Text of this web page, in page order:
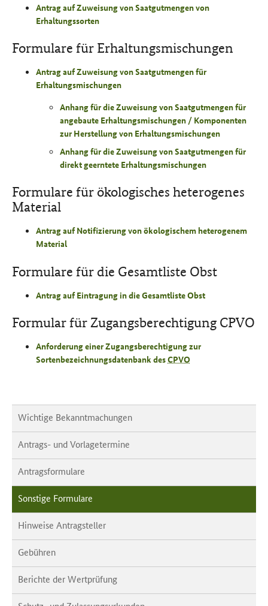
Antrag auf Zuweisung von Saatgutmengen von
Erhaltungssorten
Formulare für Erhaltungsmischungen
Antrag auf Zuweisung von Saatgutmengen für
Erhaltungsmischungen
Anhang für die Zuweisung von Saatgutmengen für
angebaute Erhaltungsmischungen / Komponenten
zur Herstellung von Erhaltungsmischungen
Anhang für die Zuweisung von Saatgutmengen für
direkt geerntete Erhaltungsmischungen
Formulare für ökologisches heterogenes
Material
Antrag auf Notifizierung von ökologischem heterogenem
Material
Formulare für die Gesamtliste Obst
Antrag auf Eintragung in die Gesamtliste Obst
Formular für Zugangsberechtigung CPVO
Anforderung einer Zugangsberechtigung zur
Sortenbezeichnungsdatenbank desCPVO
Wichtige Bekanntmachungen
Antrags- und Vorlagetermine
Antragsformulare
Sonstige Formulare
Hinweise Antragsteller
Gebühren
Berichte der Wertprüfung